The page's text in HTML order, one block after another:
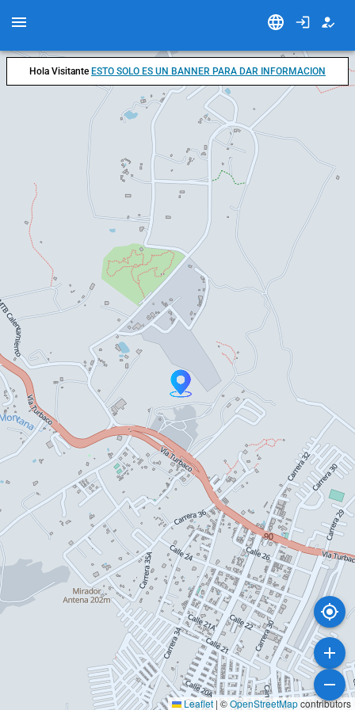
Leaflet | ©OpenStreetMapcontributors
Hola Visitante ESTO SOLO ES UN BANNER PARA DAR INFORMACION